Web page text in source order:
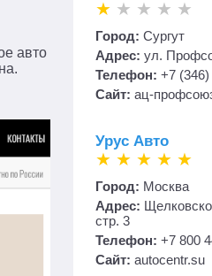
авто
Город: Сургут
Адрес: ул.
Телефон: +7
Сайт: ац-
Урус Авто
Город: Москва
Адрес:
стр. 3
Телефон: +7 800
Сайт: autocentr.su